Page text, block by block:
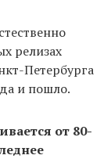
релизах
Петербурга
и пошло.
от 80-